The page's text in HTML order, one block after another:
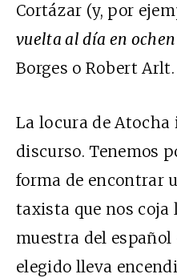
Cortázar (y, por
vuelta al día en
Borges o Robert Arlt.
La locura de
discurso. Tenemos
forma de encontrar
taxista que nos coja
muestra del español
elegido lleva